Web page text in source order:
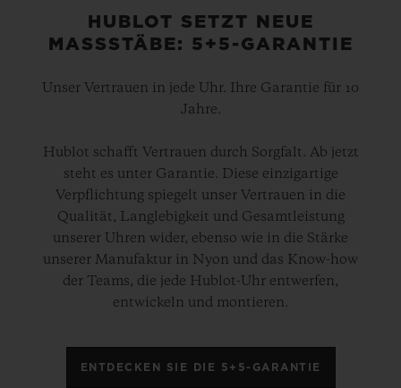
HUBLOT SETZT NEUE
MASSSTÄBE: 5+5-GARANTIE
Unser Vertrauen in jede Uhr. Ihre Garantie für 10
Jahre.
Hublot schafft Vertrauen durch Sorgfalt. Ab jetzt
steht es unter Garantie. Diese einzigartige
Verpflichtung spiegelt unser Vertrauen in die
Qualität, Langlebigkeit und Gesamtleistung
unserer Uhren wider, ebenso wie in die Stärke
unserer Manufaktur in Nyon und das Know-how
der Teams, die jede Hublot-Uhr entwerfen,
entwickeln und montieren.
ENTDECKEN SIE DIE 5+5-GARANTIE